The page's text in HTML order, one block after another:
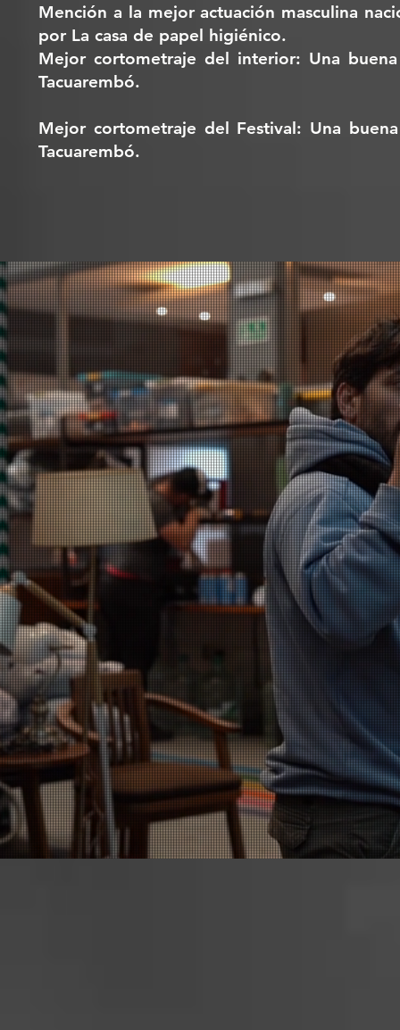
Mención a la mejor actuación masculina
por La casa de papel higiénico.
Mejor cortometraje del interior: Una
Tacuarembó.
Mejor cortometraje del Festival: Una
Tacuarembó.